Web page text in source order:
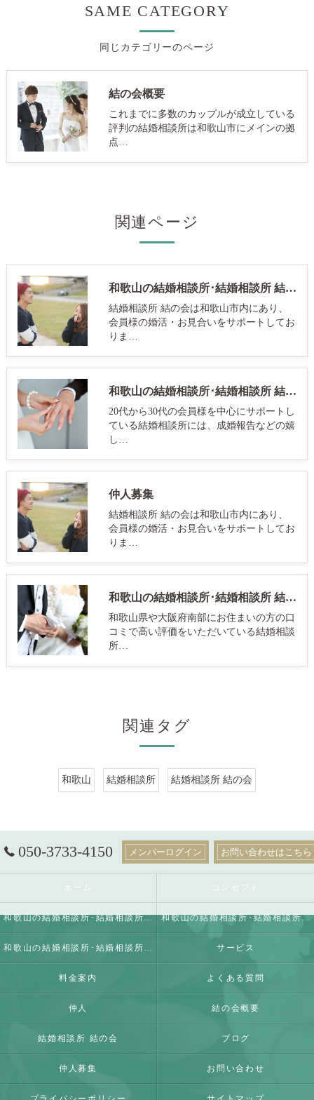
同じカテゴリーのページ
SAME CATEGORY
結の会概要
これまでに多数のカップルが成立している
評判の結婚相談所は和歌山市にメインの拠
点…
関連ページ
和歌山の結婚相談所･結婚相談所 結の会の評判
結婚相談所 結の会は和歌山市内にあり、
会員様の婚活・お見合いをサポートしてお
りま…
和歌山の結婚相談所･結婚相談所 結の会のお客様の声
20代から30代の会員様を中心にサポートし
ている結婚相談所には、成婚報告などの嬉
し…
仲人募集
結婚相談所 結の会は和歌山市内にあり、
会員様の婚活・お見合いをサポートしてお
りま…
和歌山の結婚相談所･結婚相談所 結の会の口コミ情報
和歌山県や大阪府南部にお住まいの方の口
コミで高い評価をいただいている結婚相談
所…
関連タグ
和歌山 結婚相談所 結婚相談所 結の会
050-3733-4150 メンバーログイン お問い合わせはこちら
ホーム コンセプト
和歌山の結婚相談所･結婚相談所 結の会の口コミ情報 和歌山の結婚相談所･結婚相談所 結の会の評判
和歌山の結婚相談所･結婚相談所 結の会のお客様の声 サービス
料金案内 よくある質問
仲人 結の会概要
結婚相談所 結の会 ブログ
仲人募集 お問い合わせ